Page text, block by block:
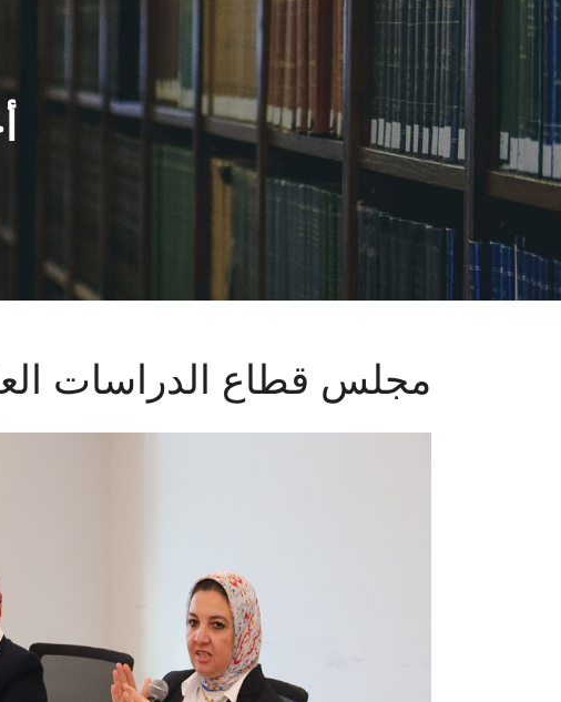
مجلس قطاع الدراسات